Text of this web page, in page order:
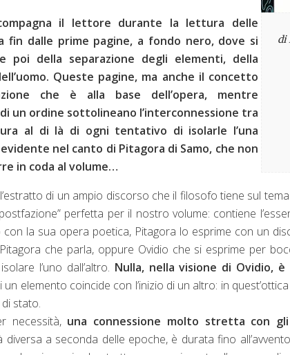
di
il lettore durante la lettura delle
fin dalle prime pagine, a fondo nero, dove si
poi della separazione degli elementi, della
Queste pagine, ma anche il concetto
che è alla base dell’opera, mentre
un ordine sottolineano l’interconnessione tra
al di là di ogni tentativo di isolarle l’una
nel canto di Pitagora di Samo, che non
in coda al volume…
di un ampio discorso che il filosofo tiene sul
perfetta per il nostro volume: contiene
con la sua opera poetica, Pitagora lo esprime con un
che parla, oppure Ovidio che si esprime per
l’uno dall’altro. Nulla, nella visione di Ovidio,
un elemento coincide con l’inizio di un altro: in
stato.
necessità, una connessione molto stretta con
a seconda delle epoche, è durata fino